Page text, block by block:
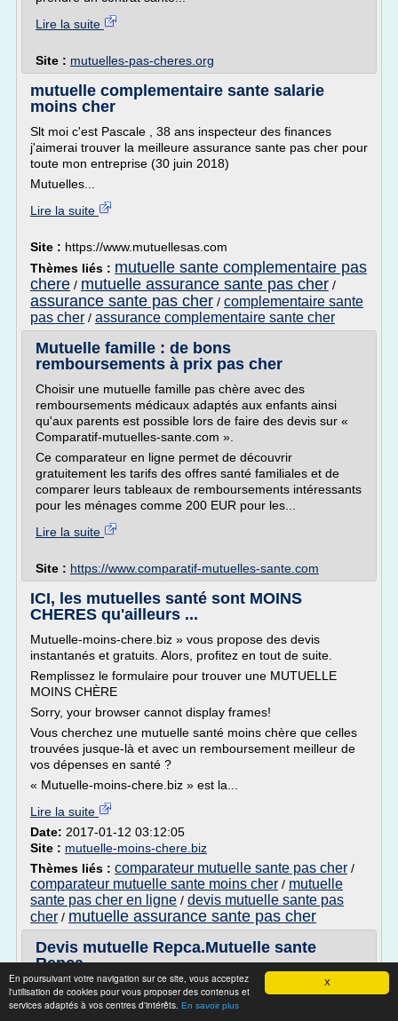
X
En poursuivant votre navigation sur ce site, vous acceptez
l'utilisation de cookies pour vous proposer des contenus et
services adaptés à vos centres d'intérêts. En savoir plus
Lire la suite
Site : mutuelles-pas-cheres.org
mutuelle complementaire sante salarie
moins cher
Slt moi c'est Pascale , 38 ans inspecteur des finances
j'aimerai trouver la meilleure assurance sante pas cher pour
toute mon entreprise (30 juin 2018)
Mutuelles...
Lire la suite
Site : https://www.mutuellesas.com
Thèmes liés : mutuelle sante complementaire pas
chere / mutuelle assurance sante pas cher /
assurance sante pas cher / complementaire sante
pas cher / assurance complementaire sante cher
Mutuelle famille : de bons
remboursements à prix pas cher
Choisir une mutuelle famille pas chère avec des
remboursements médicaux adaptés aux enfants ainsi
qu'aux parents est possible lors de faire des devis sur «
Comparatif-mutuelles-sante.com ».
Ce comparateur en ligne permet de découvrir
gratuitement les tarifs des offres santé familiales et de
comparer leurs tableaux de remboursements intéressants
pour les ménages comme 200 EUR pour les...
Lire la suite
Site : https://www.comparatif-mutuelles-sante.com
ICI, les mutuelles santé sont MOINS
CHERES qu'ailleurs ...
Mutuelle-moins-chere.biz » vous propose des devis
instantanés et gratuits. Alors, profitez en tout de suite.
Remplissez le formulaire pour trouver une MUTUELLE
MOINS CHÈRE
Sorry, your browser cannot display frames!
Vous cherchez une mutuelle santé moins chère que celles
trouvées jusque-là et avec un remboursement meilleur de
vos dépenses en santé ?
« Mutuelle-moins-chere.biz » est la...
Lire la suite
Date: 2017-01-12 03:12:05
Site : mutuelle-moins-chere.biz
Thèmes liés : comparateur mutuelle sante pas cher /
comparateur mutuelle sante moins cher / mutuelle
sante pas cher en ligne / devis mutuelle sante pas
cher / mutuelle assurance sante pas cher
Devis mutuelle Repca.Mutuelle sante
Repca.
Devis mutuelle Repca.Mutuelle sante Repca.
En passant par un site de comparatif mutuelle repca , il